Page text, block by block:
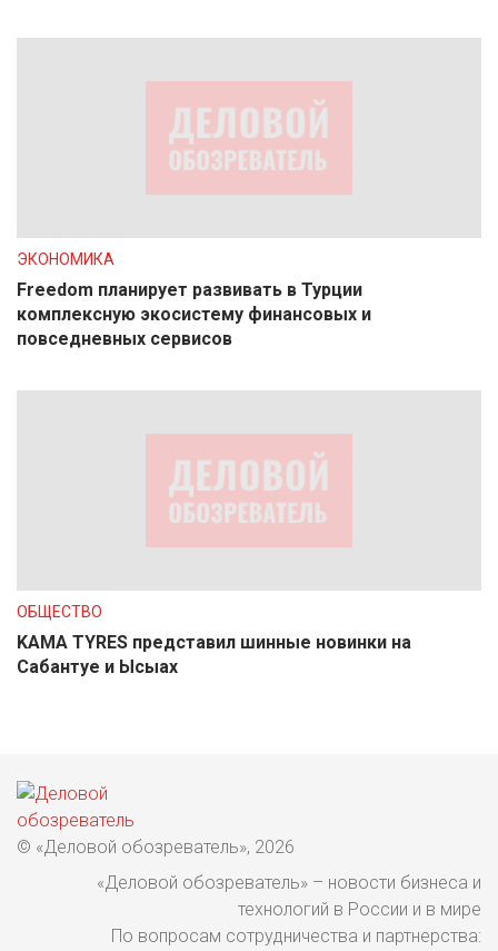
ЭКОНОМИКА
Freedom планирует развивать в Турции
комплексную экосистему финансовых и
повседневных сервисов
ОБЩЕСТВО
KAMA TYRES представил шинные новинки на
Сабантуе и Ысыах
© «Деловой обозреватель», 2026
«Деловой обозреватель» – новости бизнеса и
технологий в России и в мире
По вопросам сотрудничества и партнерства: